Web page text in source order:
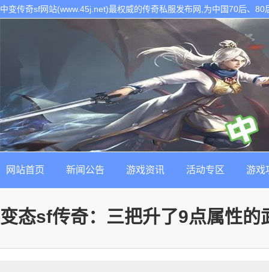
中变传奇sf网站(www.45j.net)最权威的传奇私服发布网,为中国70后、
网站首页 新闻公告 游戏资讯 活动专区 游戏
变态sf传奇：三把升了9点属性的